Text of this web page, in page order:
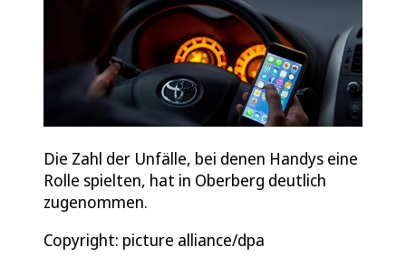
Die Zahl der Unfälle, bei denen Handys eine
Rolle spielten, hat in Oberberg deutlich
zugenommen.
Copyright: picture alliance/dpa